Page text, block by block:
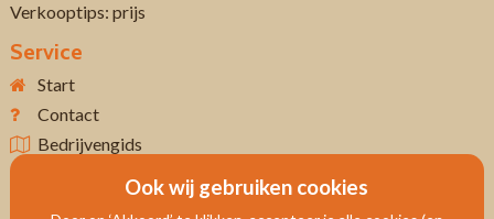
Verkooptips: prijs
Service
Start
Contact
Bedrijvengids
Ook wij gebruiken cookies